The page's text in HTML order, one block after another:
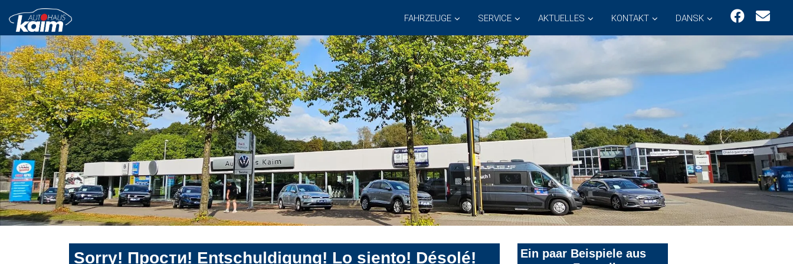
FAHRZEUGE SERVICE AKTUELLES KONTAKT DANSK
Sorry! Прости! Entschuldigung! Lo siento! Désolé!
Ein paar Beispiele aus